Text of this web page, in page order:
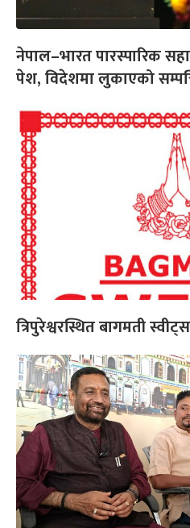
नेपाल–भारत पारस्पारिक
पेश, विदेशमा लुकाएको
त्रिपुरेश्वरस्थित बागमती